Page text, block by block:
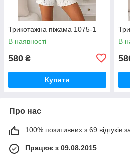
Трикотажна піжама 1075-1
В наявності
580 ₴
Купити
В
Про нас
100% позитивних з 69 відгуків
Працює з 09.08.2015